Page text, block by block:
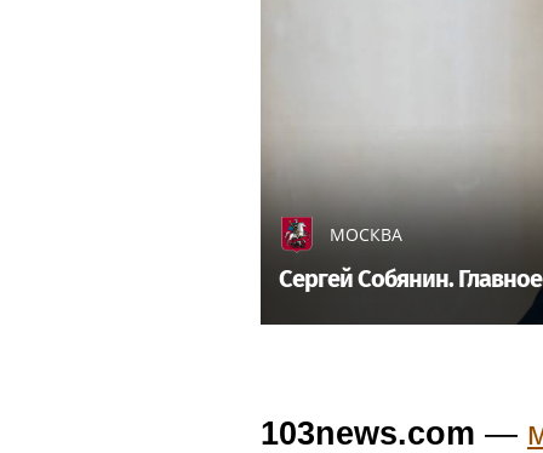
МОСКВА
Сергей Собянин.
103news.com —